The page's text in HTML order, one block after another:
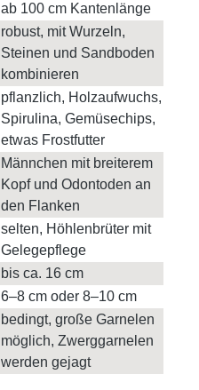
ab 100 cm Kantenlänge
robust, mit Wurzeln,
Steinen und Sandboden
kombinieren
pflanzlich, Holzaufwuchs,
Spirulina, Gemüsechips,
etwas Frostfutter
Männchen mit breiterem
Kopf und Odontoden an
den Flanken
selten, Höhlenbrüter mit
Gelegepflege
bis ca. 16 cm
6–8 cm oder 8–10 cm
bedingt, große Garnelen
möglich, Zwerggarnelen
werden gejagt